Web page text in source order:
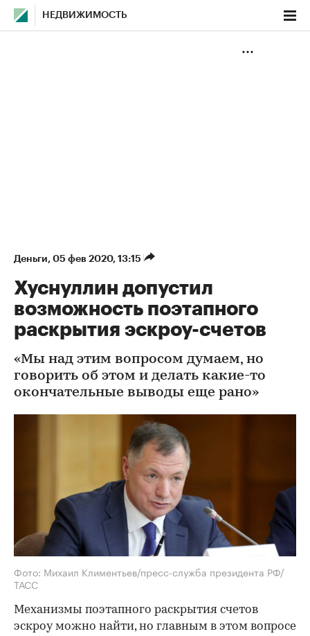
НЕДВИЖИМОСТЬ
Деньги⁠, 05 фев 2020, 13:15
Хуснуллин допустил
возможность поэтапного
раскрытия эскроу-счетов
«Мы над этим вопросом думаем, но
говорить об этом и делать какие-то
окончательные выводы еще рано»
Фото: Михаил Климентьев/пресс-служба президента РФ/
ТАСС
Механизмы поэтапного раскрытия счетов
эскроу можно найти, но главным в этом вопросе